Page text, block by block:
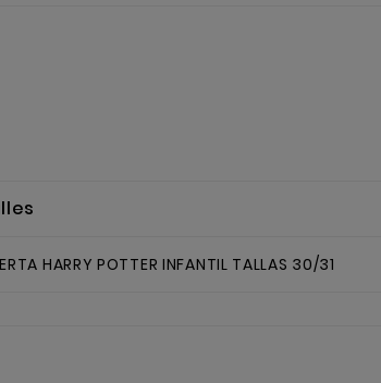
HARRY POTTER INFANTIL TALLAS 30/31